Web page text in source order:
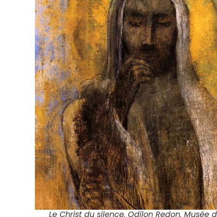
Le Christ du silence, Odilon Redon. Musée